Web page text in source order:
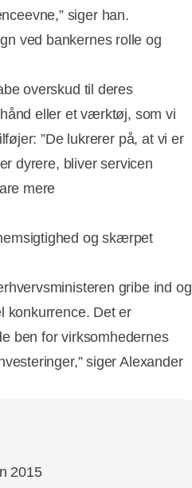
siger han.
ved bankernes rolle og
overskud til deres
eller et værktøj, som vi
”De lukrerer på, at vi er
dyrere, bliver servicen
mere
og skærpet
gribe ind og
konkurrence. Det er
ben for virksomhedernes
siger Alexander
2015